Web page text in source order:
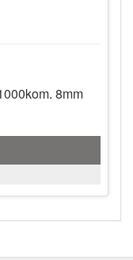
8mm